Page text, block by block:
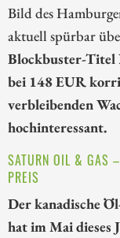
Bild des
aktuell spürbar
Blockbuster-Titel
bei 148 EUR
verbleibenden
hochinteressant.
SATURN OIL & GAS –
REIS
Der kanadische
hat im Mai dieses